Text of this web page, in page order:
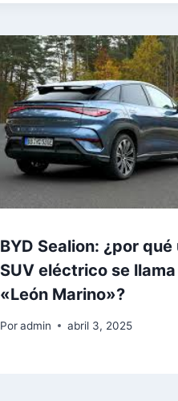
BYD Sealion: ¿por qué
SUV eléctrico se llama
«León Marino»?
Poradmin abril 3, 2025